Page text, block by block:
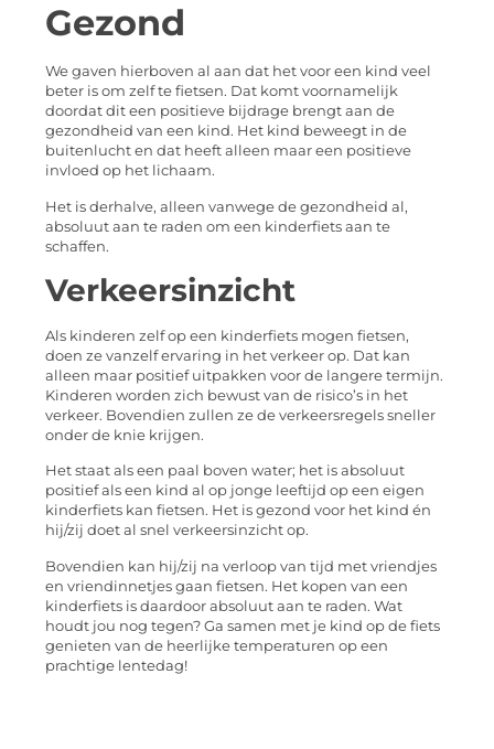
Gezond
We gaven hierboven al aan dat het voor een kind veel
beter is om zelf te fietsen. Dat komt voornamelijk
doordat dit een positieve bijdrage brengt aan de
gezondheid van een kind. Het kind beweegt in de
buitenlucht en dat heeft alleen maar een positieve
invloed op het lichaam.
Het is derhalve, alleen vanwege de gezondheid al,
absoluut aan te raden om een kinderfiets aan te
schaffen.
Verkeersinzicht
Als kinderen zelf op een kinderfiets mogen fietsen,
doen ze vanzelf ervaring in het verkeer op. Dat kan
alleen maar positief uitpakken voor de langere termijn.
Kinderen worden zich bewust van de risico’s in het
verkeer. Bovendien zullen ze de verkeersregels sneller
onder de knie krijgen.
Het staat als een paal boven water; het is absoluut
positief als een kind al op jonge leeftijd op een eigen
kinderfiets kan fietsen. Het is gezond voor het kind én
hij/zij doet al snel verkeersinzicht op.
Bovendien kan hij/zij na verloop van tijd met vriendjes
en vriendinnetjes gaan fietsen. Het kopen van een
kinderfiets is daardoor absoluut aan te raden. Wat
houdt jou nog tegen? Ga samen met je kind op de fiets
genieten van de heerlijke temperaturen op een
prachtige lentedag!